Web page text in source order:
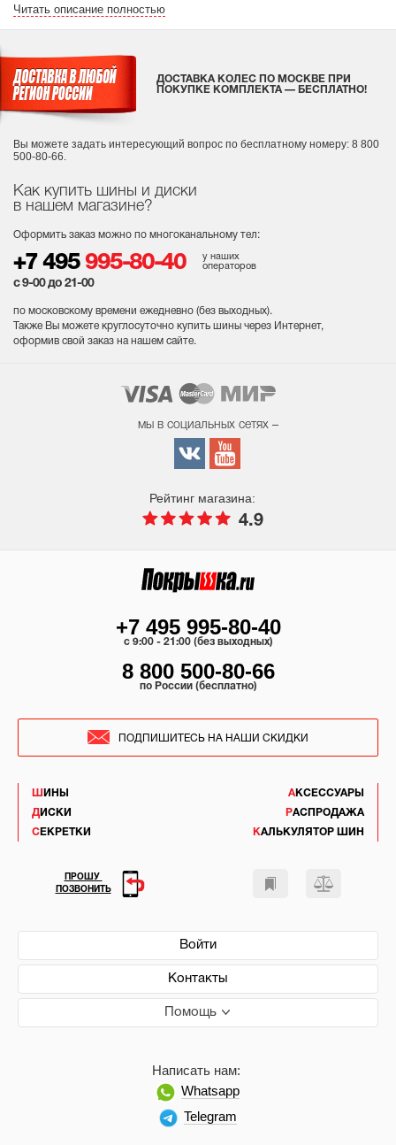
Читать описание полностью
Как купить шины и диски
в нашем магазине?
Оформить заказ можно по многоканальному тел:
+7 495 995-80-40
у наших
операторов
с 9-00 до 21-00
по московскому времени ежедневно (без выходных).
Также Вы можете круглосуточно купить шины через Интернет,
оформив свой заказ на нашем сайте.
ДОСТАВКА КОЛЕС ПО МОСКВЕ ПРИ
ПОКУПКЕ КОМПЛЕКТА — БЕСПЛАТНО!
Вы можете задать интересующий вопрос по бесплатному номеру: 8 800
500-80-66.
мы в социальных сетях –
Рейтинг магазина:
4.9
ШИНЫ
ДИСКИ
СЕКРЕТКИ
АКСЕССУАРЫ
РАСПРОДАЖА
КАЛЬКУЛЯТОР ШИН
Войти
Контакты
Помощь
Написать нам:
Whatsapp
Telegram
+7 495 995-80-40
c 9:00 - 21:00 (без выходных)
8 800 500-80-66
по России (бесплатно)
ПОДПИШИТЕСЬ НА НАШИ СКИДКИ
ПРОШУ
ПОЗВОНИТЬ